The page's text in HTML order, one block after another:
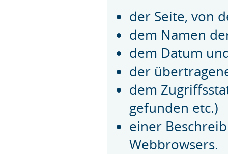
der Seite, von
dem Namen
dem Datum
der
dem
gefunden etc.)
einer
Webbrowsers.